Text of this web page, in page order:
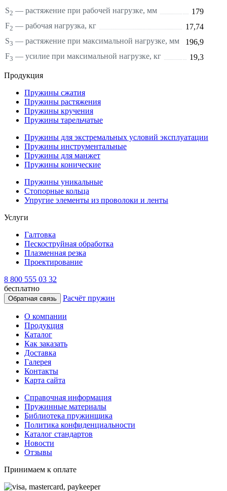
S2 — растяжение при рабочей нагрузке, мм
179
F2 — рабочая нагрузка, кг
17,74
S3 — растяжение при максимальной нагрузке, мм
196,9
F3 — усилие при максимальной нагрузке, кг 19,3
Продукция
Пружины сжатия
Пружины растяжения
Пружины кручения
Пружины тарельчатые
Пружины для экстремальных условий эксплуатации
Пружины инструментальные
Пружины для манжет
Пружины конические
Пружины уникальные
Стопорные кольца
Упругие элементы из проволоки и ленты
Услуги
Галтовка
Пескоструйная обработка
Плазменная резка
Проектирование
8 800 555 03 32
бесплатно
Обратная связь Расчёт пружин
О компании
Продукция
Каталог
Как заказать
Доставка
Галерея
Контакты
Карта сайта
Справочная информация
Пружинные материалы
Библиотека пружинщика
Политика конфиденциальности
Каталог стандартов
Новости
Отзывы
Принимаем к оплате